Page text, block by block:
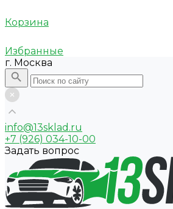
Корзина
Избранные
г. Москва
info@13sklad.ru
+7 (926) 034-10-00
Задать вопрос